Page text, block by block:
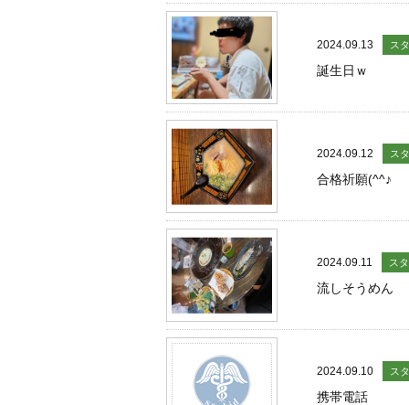
2024.09.13 ス
誕生日ｗ
2024.09.12 ス
合格祈願(^^♪
2024.09.11 ス
流しそうめん
2024.09.10 ス
携帯電話